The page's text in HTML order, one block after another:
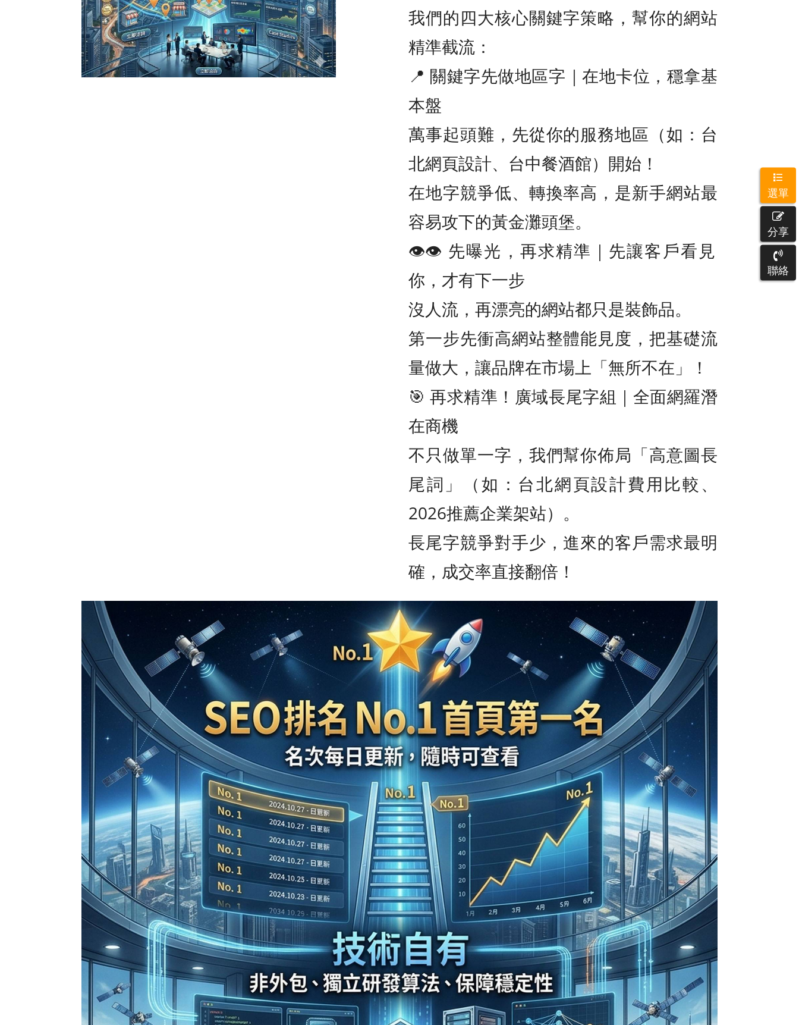
我們的四大核心關鍵字策略，幫你的網站
精準截流：
📍 關鍵字先做地區字｜在地卡位，穩拿基
本盤
萬事起頭難，先從你的服務地區（如：台
北網頁設計、台中餐酒館）開始！
在地字競爭低、轉換率高，是新手網站最
容易攻下的黃金灘頭堡。
👁️‍👁️‍ 先曝光，再求精準｜先讓客戶看見
你，才有下一步
沒人流，再漂亮的網站都只是裝飾品。
第一步先衝高網站整體能見度，把基礎流
量做大，讓品牌在市場上「無所不在」！
🎯 再求精準！廣域長尾字組｜全面網羅潛
在商機
不只做單一字，我們幫你佈局「高意圖長
尾詞」（如：台北網頁設計費用比較、
2026推薦企業架站）。
長尾字競爭對手少，進來的客戶需求最明
確，成交率直接翻倍！
選單
分享
聯絡